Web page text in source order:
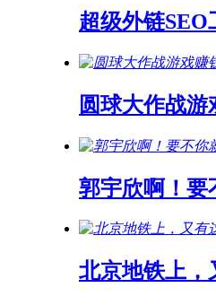
超级外链
圆球大作战
郭宇欣啊！要
北京地铁上，